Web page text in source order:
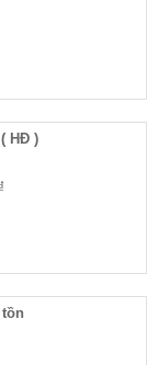
HĐ )